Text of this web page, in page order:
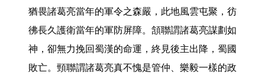
猶畏諸葛亮當年的軍令之森嚴，此地風雲屯聚，彷
彿長久護衛當年的軍防屏障。頷聯謂諸葛亮謀劃如
神，卻無力挽回蜀漢的命運，終見後主出降，蜀國
敗亡。頸聯謂諸葛亮真不愧是管仲、樂毅一樣的政